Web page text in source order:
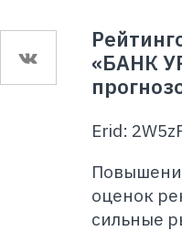
«БАНК
Erid:
оценок
сильные